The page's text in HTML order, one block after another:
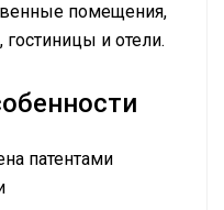
помещения,
и отели.
патентами